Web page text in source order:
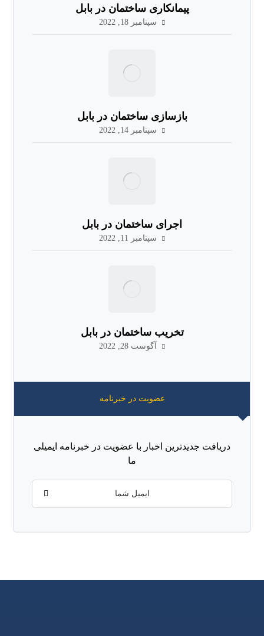
پیمانکاری ساختمان در بابل
سپتامبر 18, 2022
بازسازی ساختمان در بابل
سپتامبر 14, 2022
اجرای ساختمان در بابل
سپتامبر 11, 2022
تخریب ساختمان در بابل
آگوست 28, 2022
عضویت در خبرنامه
دریافت جدیدترین اخبار با عضویت در خبرنامه ایمیلی
ما